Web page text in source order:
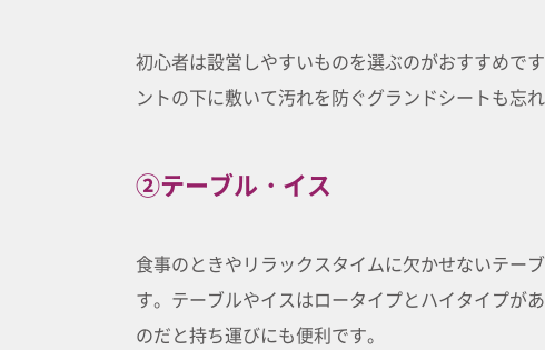
初心者は設営しやすいものを選ぶのがおすすめで
ントの下に敷いて汚れを防ぐグランドシートも忘
②テーブル・イス
食事のときやリラックスタイムに欠かせないテー
す。テーブルやイスはロータイプとハイタイプが
のだと持ち運びにも便利です。